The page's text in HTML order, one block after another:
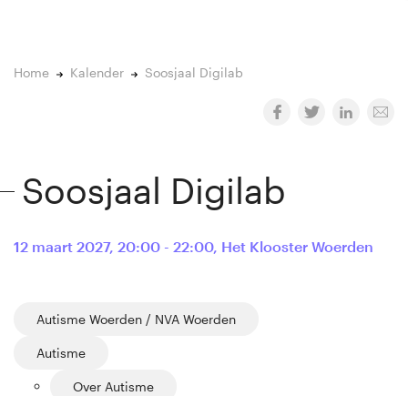
Home Kalender Soosjaal Digilab
Soosjaal Digilab
12 maart 2027, 20:00 - 22:00, Het Klooster Woerden
Autisme Woerden / NVA Woerden
Autisme
Over Autisme